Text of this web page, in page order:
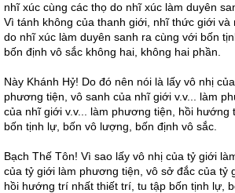
nhĩ xúc cùng các thọ do nhĩ xúc làm duyên
Vì tánh không của thanh giới, nhĩ thức giới và
do nhĩ xúc làm duyên sanh ra cùng với bốn
bốn định vô sắc không hai, không hai phần.
Này Khánh Hỷ! Do đó nên nói là lấy vô nhị
phương tiện, vô sanh của nhĩ giới v.v... làm
của nhĩ giới v.v... làm phương tiện, hồi hướng
bốn tịnh lự, bốn vô lượng, bốn định vô sắc.
Bạch Thế Tôn! Vì sao lấy vô nhị của tỷ giới
của tỷ giới làm phương tiện, vô sở đắc của tỷ
hồi hướng trí nhất thiết trí, tu tập bốn tịnh lự,